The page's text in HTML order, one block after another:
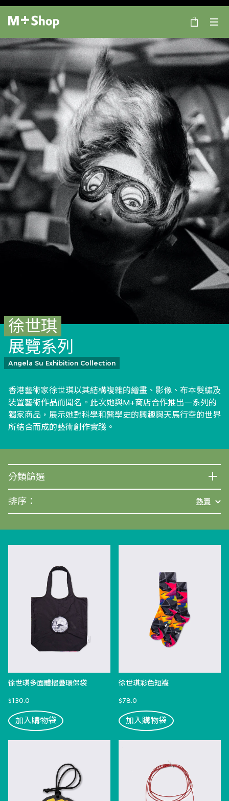
×
M+ Shop
徐世琪
展覽系列
Angela Su Exhibition Collection
香港藝術家徐世琪以其結構複雜的繪畫、影像、布本髮繡及
裝置藝術作品而聞名。此次她與M+商店合作推出一系列的
獨家商品，展示她對科學和醫學史的興趣與天馬行空的世界
所結合而成的藝術創作實踐。
分類篩選
排序： 熱賣
徐世琪多面體摺疊環保袋
$130.0
加入購物袋
徐世琪彩色短襪
$78.0
加入購物袋